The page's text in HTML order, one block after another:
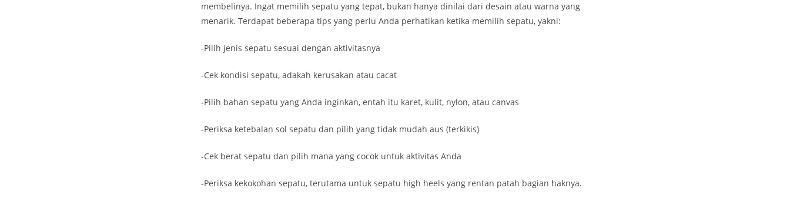
membelinya. Ingat memilih sepatu yang tepat, bukan hanya dinilai dari desain atau warna yang
menarik. Terdapat beberapa tips yang perlu Anda perhatikan ketika memilih sepatu, yakni:
-Pilih jenis sepatu sesuai dengan aktivitasnya
-Cek kondisi sepatu, adakah kerusakan atau cacat
-Pilih bahan sepatu yang Anda inginkan, entah itu karet, kulit, nylon, atau canvas
-Periksa ketebalan sol sepatu dan pilih yang tidak mudah aus (terkikis)
-Cek berat sepatu dan pilih mana yang cocok untuk aktivitas Anda
-Periksa kekokohan sepatu, terutama untuk sepatu high heels yang rentan patah bagian haknya.